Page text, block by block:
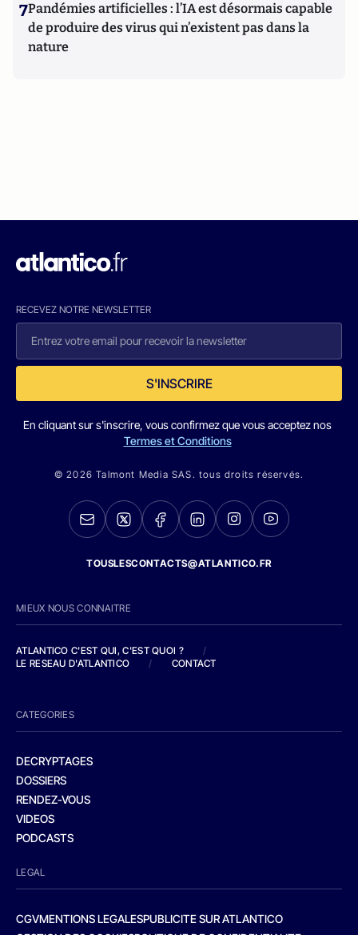
7Pandémies artificielles : l’IA est désormais capable
de produire des virus qui n’existent pas dans la
nature
RECEVEZ NOTRE NEWSLETTER
S'INSCRIRE
En cliquant sur s'inscrire, vous confirmez que vous acceptez nos
Termes et Conditions
© 2026 Talmont Media SAS. tous droits réservés.
TOUSLESCONTACTS@ATLANTICO.FR
MIEUX NOUS CONNAITRE
ATLANTICO C'EST QUI, C'EST QUOI ?
/
LE RESEAU D'ATLANTICO
/ CONTACT
CATEGORIES
DECRYPTAGES
DOSSIERS
RENDEZ-VOUS
VIDEOS
PODCASTS
LEGAL
CGVMENTIONS LEGALESPUBLICITE SUR ATLANTICO